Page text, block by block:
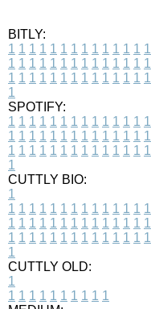
BITLY:
1 1 1 1 1 1 1 1 1 1 1 1 1 1
1 1 1 1 1 1 1 1 1 1 1 1 1 1
1 1 1 1 1 1 1 1 1 1 1 1 1 1
1
SPOTIFY:
1 1 1 1 1 1 1 1 1 1 1 1 1 1
1 1 1 1 1 1 1 1 1 1 1 1 1 1
1 1 1 1 1 1 1 1 1 1 1 1 1 1
1
CUTTLY BIO:
1
1 1 1 1 1 1 1 1 1 1 1 1 1 1
1 1 1 1 1 1 1 1 1 1 1 1 1 1
1 1 1 1 1 1 1 1 1 1 1 1 1 1
1
CUTTLY OLD:
1
1 1 1 1 1 1 1 1 1 1